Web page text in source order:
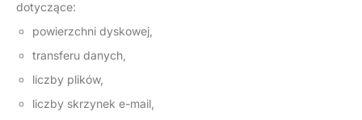
dotyczące:
powierzchni dyskowej,
transferu danych,
liczby plików,
liczby skrzynek e-mail,